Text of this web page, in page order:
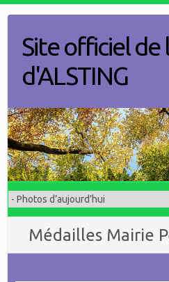
contentSite officiel
d'ALSTING
Médailles Mairie